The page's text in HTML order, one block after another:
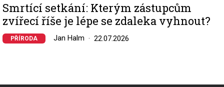
Smrtící setkání: Kterým zástupcům
zvířecí říše je lépe se zdaleka vyhnout?
PŘÍRODA Jan Halm 22.07.2026